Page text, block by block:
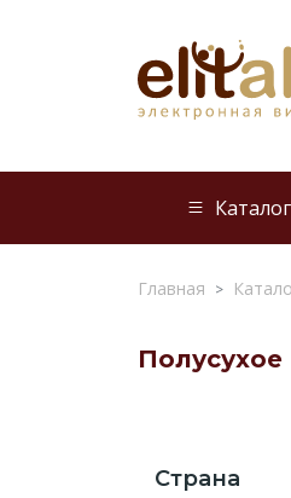
Каталог
Главная
Полусухое
отборные
Страна